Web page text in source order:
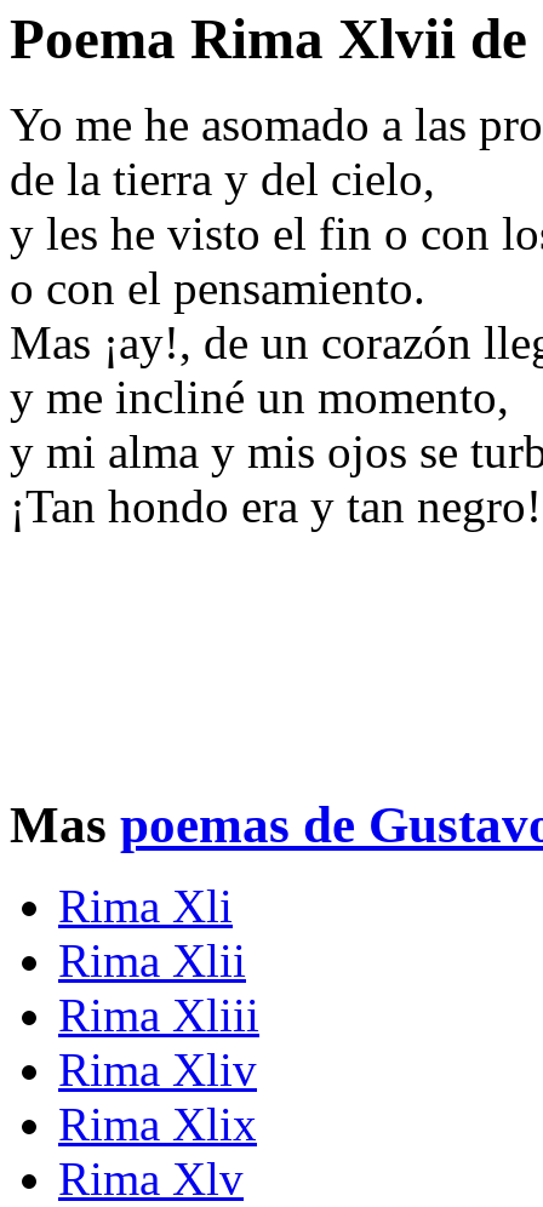
Poema Rima Xlvii
Yo me he asomado a las
de la tierra y del cielo,
y les he visto el fin o con
o con el pensamiento.
Mas ¡ay!, de un corazón
y me incliné un momento,
y mi alma y mis ojos se
¡Tan hondo era y tan negro!
Mas poemas de
Rima Xli
Rima Xlii
Rima Xliii
Rima Xliv
Rima Xlix
Rima Xlv